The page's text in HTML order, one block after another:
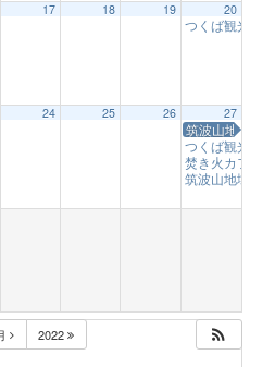
うめ）の木」
17 18 19 20
つくば観光大
24 25 26 27
筑波山地域ジ
つくば観光大
焚き火カフェ
筑波山地域ジ
－
2022